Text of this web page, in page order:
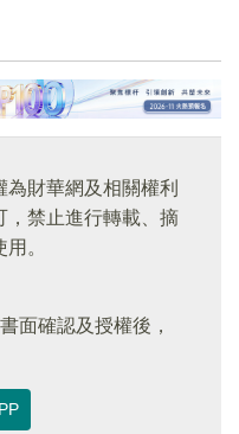
財華網及相關權利
，禁止進行轉載、摘
。
面確認及授權後，